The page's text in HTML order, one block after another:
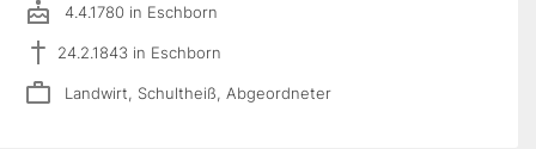
4.4.1780 in Eschborn
24.2.1843 in Eschborn
Landwirt, Schultheiß, Abgeordneter